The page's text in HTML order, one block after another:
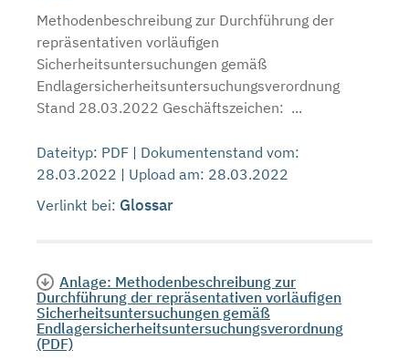
Methodenbeschreibung zur Durchführung der
repräsentativen vorläufigen
Sicherheitsuntersuchungen gemäß
Endlagersicherheitsuntersuchungsverordnung
Stand 28.03.2022 Geschäftszeichen: ...
Dateityp: PDF | Dokumentenstand vom:
28.03.2022 | Upload am: 28.03.2022
Verlinkt bei: Glossar
Anlage: Methodenbeschreibung zur
Durchführung der repräsentativen vorläufigen
Sicherheitsuntersuchungen gemäß
Endlagersicherheitsuntersuchungsverordnung
(PDF)